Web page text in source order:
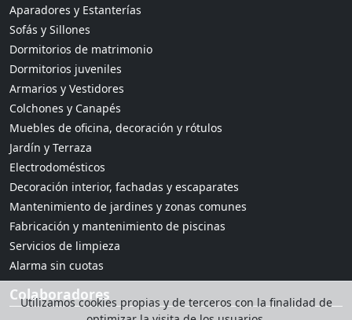
Utilizamos cookies propias y de terceros con la finalidad de
Aparadores y Estanterías
Sofás y Sillones
Dormitorios de matrimonio
Dormitorios juveniles
Armarios y Vestidores
Colchones y Canapés
Muebles de oficina, decoración y rótulos
Jardín y Terraza
Electrodomésticos
Decoración interior, fachadas y escaparates
Mantenimiento de jardines y zonas comunes
Fabricación y mantenimiento de piscinas
Servicios de limpieza
Alarma sin cuotas
Colaboradores